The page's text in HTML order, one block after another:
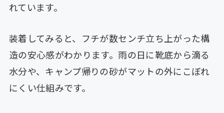
れています。
装着してみると、フチが数センチ立ち上がった構
造の安心感がわかります。雨の日に靴底から滴る
水分や、キャンプ帰りの砂がマットの外にこぼれ
にくい仕組みです。